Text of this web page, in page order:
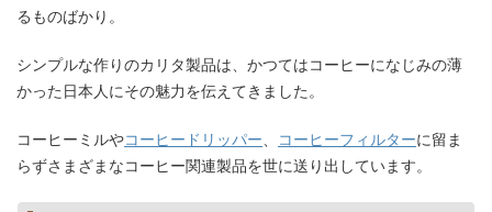
るものばかり。
シンプルな作りのカリタ製品は、かつてはコーヒーになじみの薄
かった日本人にその魅力を伝えてきました。
コーヒーミルやコーヒードリッパー コーヒーフィルターに留ま
らずさまざまなコーヒー関連製品を世に送り出しています。